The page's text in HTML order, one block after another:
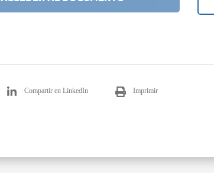
Compartir en LinkedIn Imprimir